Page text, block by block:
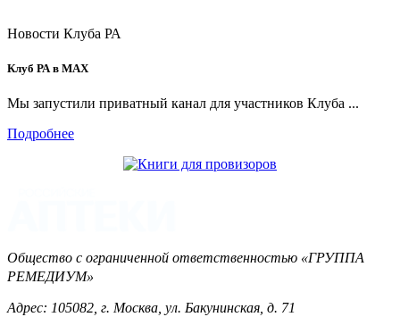
Новости Клуба РА
Клуб РА в MAX
Мы запустили приватный канал для участников Клуба ...
Подробнее
Общество с ограниченной ответственностью «ГРУППА
РЕМЕДИУМ»
Адрес: 105082, г. Москва, ул. Бакунинская, д. 71